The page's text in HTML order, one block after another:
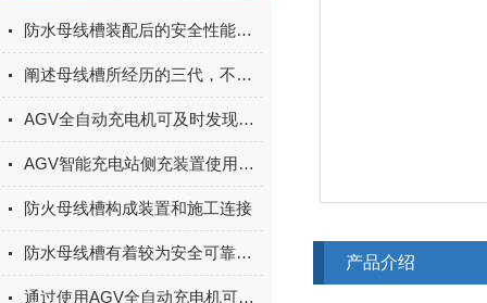
防水母线槽装配后的安全性能测试怎么做？
阐述母线槽所经历的三代，不得不涨的知识！
AGV全自动充电机可及时发现电池的异常情况并进行处理
AGV智能充电站侧充装置使用的场合和特点介绍
防火母线槽构成装置和施工连接
防水母线槽有着较为安全可靠的性能
通过使用AGV全自动充电机可以大大提高AGV的运行效率和充电效率
产品介绍